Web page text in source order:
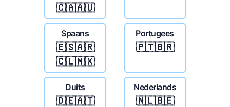
🇨🇦🇦🇺
Spaans
🇪🇸🇦🇷
🇨🇱🇲🇽
Portugees
🇵🇹🇧🇷
Duits
🇩🇪🇦🇹
Nederlands
🇳🇱🇧🇪